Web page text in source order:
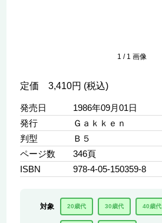
1 / 1 画像
定価 3,410円 (税込)
発売日
1986年09月01日
発行
Ｇａｋｋｅｎ
判型
Ｂ５
ページ数
346頁
ISBN
978-4-05-150359-8
対象 20歳代 30歳代 40歳代